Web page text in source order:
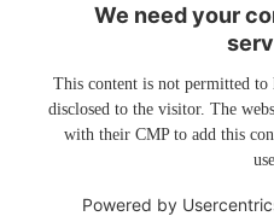
We need your
This content is not permitted to
disclosed to the visitor. The
with their CMP to add this
Powered by